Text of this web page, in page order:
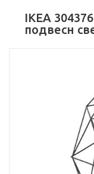
IKEA
подвесн